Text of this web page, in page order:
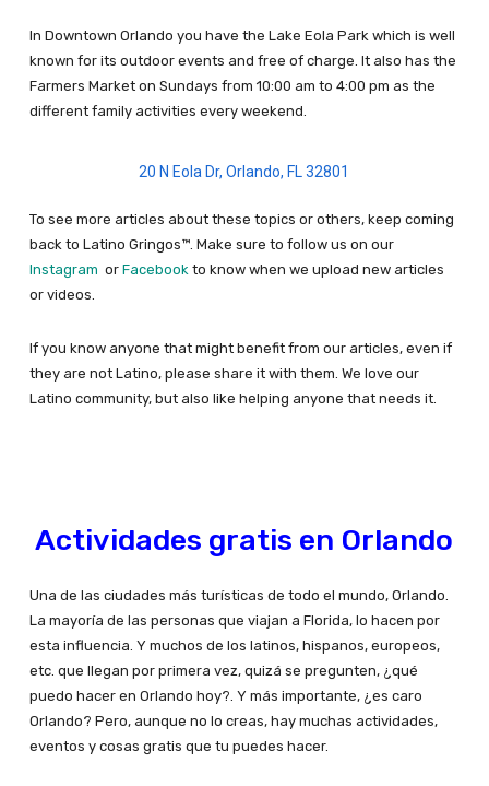
In Downtown Orlando you have the Lake Eola Park which is well
known for its outdoor events and free of charge. It also has the
Farmers Market on Sundays from 10:00 am to 4:00 pm as the
different family activities every weekend.
20 N Eola Dr, Orlando, FL 32801
To see more articles about these topics or others, keep coming
back to Latino Gringos™. Make sure to follow us on our
Instagram or Facebookto know when we upload new articles
or videos.
If you know anyone that might benefit from our articles, even if
they are not Latino, please share it with them. We love our
Latino community, but also like helping anyone that needs it.
Actividades gratis en Orlando
Una de las ciudades más turísticas de todo el mundo, Orlando.
La mayoría de las personas que viajan a Florida, lo hacen por
esta influencia. Y muchos de los latinos, hispanos, europeos,
etc. que llegan por primera vez, quizá se pregunten, ¿qué
puedo hacer en Orlando hoy?. Y más importante, ¿es caro
Orlando? Pero, aunque no lo creas, hay muchas actividades,
eventos y cosas gratis que tu puedes hacer.